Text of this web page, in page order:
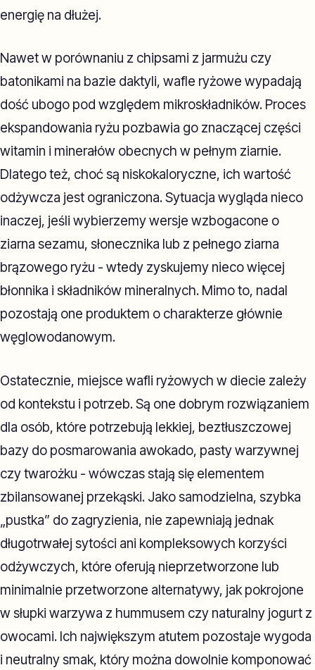
energię na dłużej.
Nawet w porównaniu z chipsami z jarmużu czy
batonikami na bazie daktyli, wafle ryżowe wypadają
dość ubogo pod względem mikroskładników. Proces
ekspandowania ryżu pozbawia go znaczącej części
witamin i minerałów obecnych w pełnym ziarnie.
Dlatego też, choć są niskokaloryczne, ich wartość
odżywcza jest ograniczona. Sytuacja wygląda nieco
inaczej, jeśli wybierzemy wersje wzbogacone o
ziarna sezamu, słonecznika lub z pełnego ziarna
brązowego ryżu - wtedy zyskujemy nieco więcej
błonnika i składników mineralnych. Mimo to, nadal
pozostają one produktem o charakterze głównie
węglowodanowym.
Ostatecznie, miejsce wafli ryżowych w diecie zależy
od kontekstu i potrzeb. Są one dobrym rozwiązaniem
dla osób, które potrzebują lekkiej, beztłuszczowej
bazy do posmarowania awokado, pasty warzywnej
czy twarożku - wówczas stają się elementem
zbilansowanej przekąski. Jako samodzielna, szybka
„pustka” do zagryzienia, nie zapewniają jednak
długotrwałej sytości ani kompleksowych korzyści
odżywczych, które oferują nieprzetworzone lub
minimalnie przetworzone alternatywy, jak pokrojone
w słupki warzywa z hummusem czy naturalny jogurt z
owocami. Ich największym atutem pozostaje wygoda
i neutralny smak, który można dowolnie komponować